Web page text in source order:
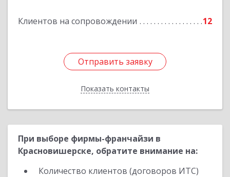
Клиентов на сопровождении 12
Отправить заявку
Показать контакты
Отправить заявку
Назад
При выборе фирмы-франчайзи в
Красновишерске, обратите внимание на:
Количество клиентов (договоров ИТС)